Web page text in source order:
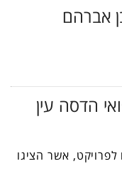
אברהם
הדסה עין
לפרויקט, אשר הציגו